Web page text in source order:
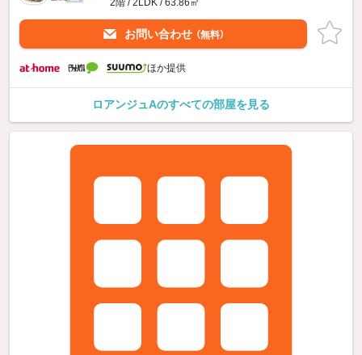
お問い合わせ （無料）
ほか提供
ロアンジュAのすべての部屋を見る